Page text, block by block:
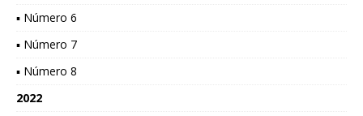
▪ Número 6
▪ Número 7
▪ Número 8
2022